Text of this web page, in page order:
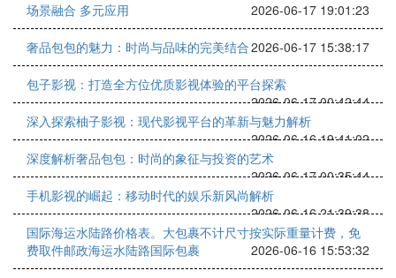
场景融合 多元应用 2026-06-17 19:01:23
奢品包包的魅力：时尚与品味的完美结合2026-06-17 15:38:17
包子影视：打造全方位优质影视体验的平台探索
2026-06-17 00:42:44
深入探索柚子影视：现代影视平台的革新与魅力解析
2026-06-16 19:41:02
深度解析奢品包包：时尚的象征与投资的艺术
2026-06-17 00:35:44
手机影视的崛起：移动时代的娱乐新风尚解析
2026-06-16 21:39:38
国际海运水陆路价格表。大包裹不计尺寸按实际重量计费，免
费取件邮政海运水陆路国际包裹
2026-06-16 15:53:32